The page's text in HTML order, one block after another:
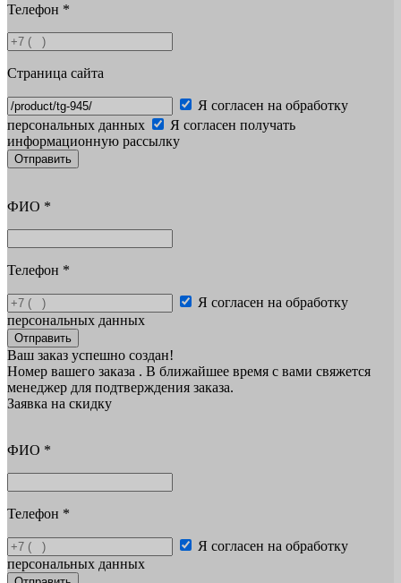
Телефон *
Страница сайта
Я согласен на обработку
персональных данных
Я согласен получать
информационную рассылку
Отправить
ФИО *
Телефон *
Я согласен на обработку
персональных данных
Отправить
Ваш заказ успешно создан!
Номер вашего заказа . В ближайшее время с вами свяжется
менеджер для подтверждения заказа.
Заявка на скидку
ФИО *
Телефон *
Я согласен на обработку
персональных данных